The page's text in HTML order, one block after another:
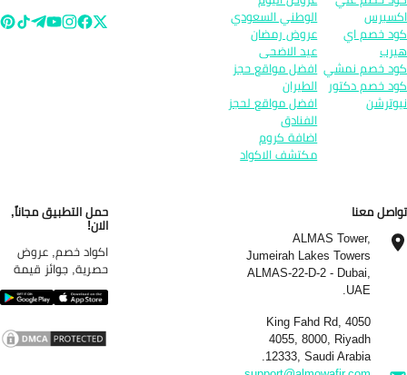
خصم اي
خصم نمشي
خصم دكتور
الوطني السعودي
عروض رمضان
عيد الاضحى
افضل مواقع حجز
الطيران
افضل مواقع لحجز
الفنادق
اضافة كروم
مكتشف الاكواد
معنا
ALMAS Tower,
Jumeirah Lakes Towers
ALMAS-22-D-2 - Dubai,
UAE.
4050 King Fahd Rd,
4055, 8000, Riyadh
12333, Saudi Arabia.
حمل التطبيق مجاناً,
الان!
اكواد خصم, عروض
حصرية, جوائز قيمة